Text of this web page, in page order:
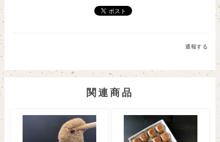
通報する
関連商品